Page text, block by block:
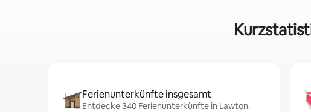
Ferienunterkünfte insgesamt
Entdecke 340 Ferienunterkünfte in Lawton.